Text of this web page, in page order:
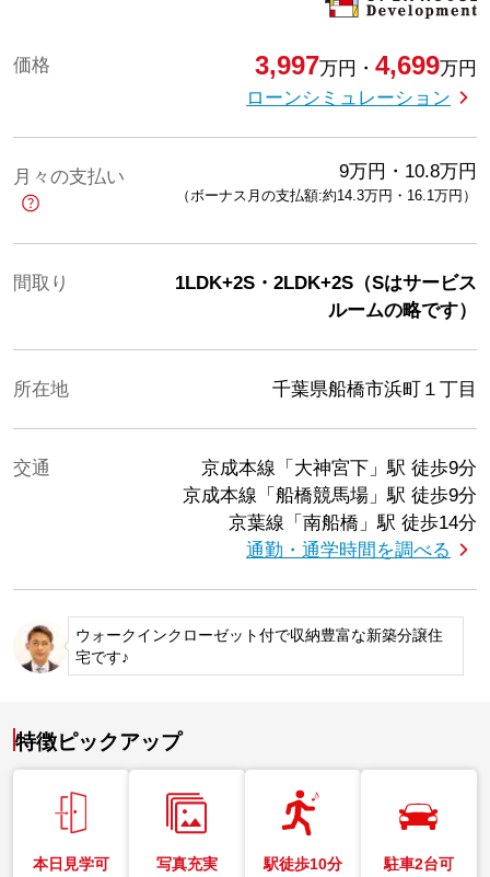
価格 3,997万円 ・ 4,699万円
ローンシミュレーション
月々の支払い 9万円 ・ 10.8万円
（ボーナス月の支払額:約14.3万円 ・ 16.1 万円 ）
間取り
1LDK+2S・2LDK+2S（Sはサービス
ルームの略です）
所在地 千葉県船橋市浜町１丁目
交通 京成本線「大神宮下」駅 徒歩9分
京成本線「船橋競馬場」駅 徒歩9分
京葉線「南船橋」駅 徒歩14分
通勤・通学時間を調べる
ウォークインクローゼット付で収納豊富な新築分譲住
宅です♪
特徴ピックアップ
本日見学可 写真充実
駅徒歩10分
駐車2台可